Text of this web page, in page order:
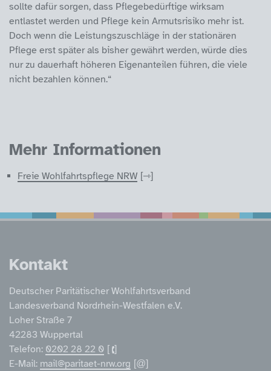
sollte dafür sorgen, dass Pflegebedürftige wirksam
entlastet werden und Pflege kein Armutsrisiko mehr ist.
Doch wenn die Leistungszuschläge in der stationären
Pflege erst später als bisher gewährt werden, würde dies
nur zu dauerhaft höheren Eigenanteilen führen, die viele
nicht bezahlen können.“
Mehr Informationen
Freie Wohlfahrtspflege NRW
Service
Kontakt
Deutscher Paritätischer Wohlfahrtsverband
Landesverband Nordrhein-Westfalen e.V.
Loher Straße 7
42283 Wuppertal
Telefon: 0202 28 22 0
E-Mail: mail@paritaet-nrw.org